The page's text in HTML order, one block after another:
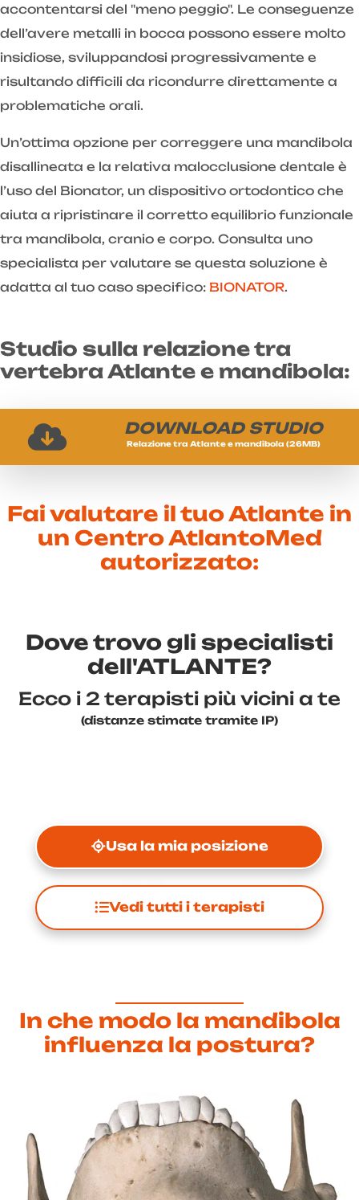
accontentarsi del "meno peggio". Le conseguenze
dell’avere metalli in bocca possono essere molto
insidiose, sviluppandosi progressivamente e
risultando difficili da ricondurre direttamente a
problematiche orali.
Un’ottima opzione per correggere una mandibola
disallineata e la relativa malocclusione dentale è
l’uso del Bionator, un dispositivo ortodontico che
aiuta a ripristinare il corretto equilibrio funzionale
tra mandibola, cranio e corpo. Consulta uno
specialista per valutare se questa soluzione è
adatta al tuo caso specifico: BIONATOR.
Studio sulla relazione tra
vertebra Atlante e mandibola:
DOWNLOAD STUDIO
Relazione tra Atlante e mandibola (26MB)
Fai valutare il tuo Atlante in
un Centro AtlantoMed
autorizzato:
Dove trovo gli specialisti
dell'ATLANTE?
Ecco i 2 terapisti più vicini a te
(distanze stimate tramite IP)
Usa la mia posizione
Vedi tutti i terapisti
In che modo la mandibola
influenza la postura?